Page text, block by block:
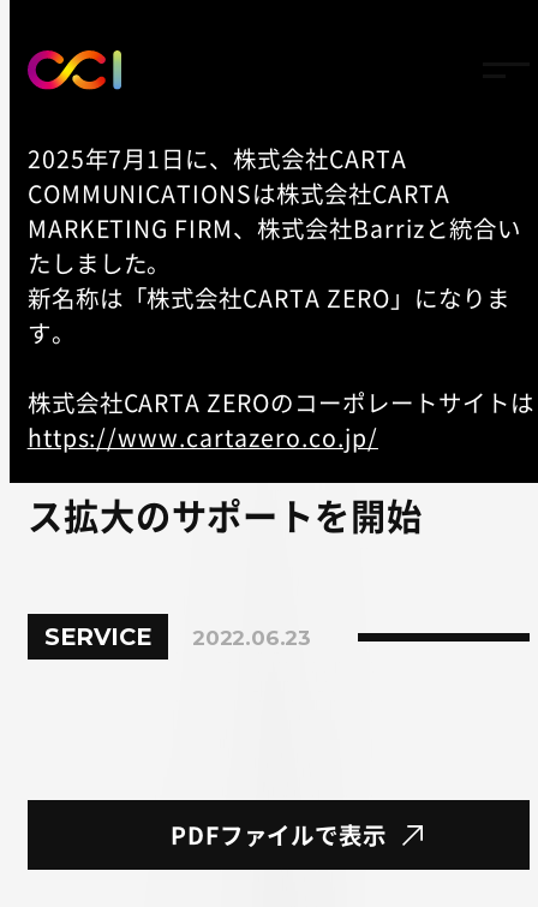
2025年7月1日に、株式会社CARTA
COMMUNICATIONSは株式会社CARTA
MARKETING FIRM、株式会社Barrizと統合い
たしました。
新名称は「株式会社CARTA ZERO」になりま
す。
株式会社CARTA ZEROのコーポレートサイトは
https://www.cartazero.co.jp/
TOP - NEWS
CCI、PIANO Japanが提供す
るデジタルビジネスプラット
フォーム「Piano」で
神戸新聞社のデジタルビジネ
ス拡大のサポートを開始
SERVICE 2022.06.23
PDFファイルで表示